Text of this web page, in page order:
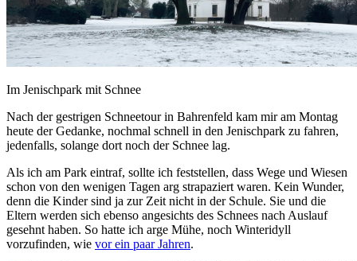
Im Jenischpark mit Schnee
Nach der gestrigen Schneetour in Bahrenfeld kam mir am Montag
heute der Gedanke, nochmal schnell in den Jenischpark zu fahren,
jedenfalls, solange dort noch der Schnee lag.
Als ich am Park eintraf, sollte ich feststellen, dass Wege und Wiesen
schon von den wenigen Tagen arg strapaziert waren. Kein Wunder,
denn die Kinder sind ja zur Zeit nicht in der Schule. Sie und die
Eltern werden sich ebenso angesichts des Schnees nach Auslauf
gesehnt haben. So hatte ich arge Mühe, noch Winteridyll
vorzufinden, wie vor ein paar Jahren.